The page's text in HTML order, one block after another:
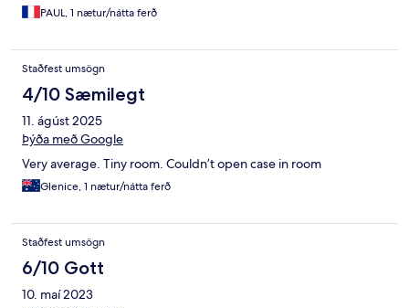
PAUL, 1 nætur/nátta ferð
Staðfest umsögn
4/10 Sæmilegt
11. ágúst 2025
Þýða með Google
Very average. Tiny room. Couldn’t open case in room
Glenice, 1 nætur/nátta ferð
Staðfest umsögn
6/10 Gott
10. maí 2023